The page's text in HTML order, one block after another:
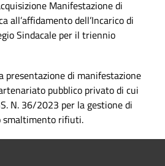
Manifestazione di
all’affidamento dell’Incarico di
Sindacale per il triennio
presentazione di manifestazione
pubblico privato di cui
N. 36/2023 per la gestione di
smaltimento rifiuti.